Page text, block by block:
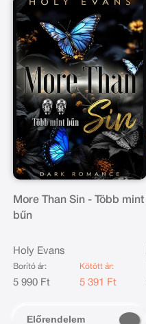
More Than Sin - Több mint
bűn
Holy Evans
Borító ár:
5 990 Ft
Kötött ár:
5 391 Ft
Előrendelem